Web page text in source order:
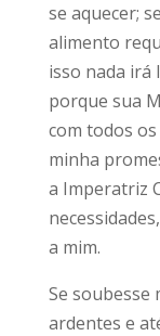
se aquecer;
alimento
isso nada irá
porque sua
com todos
minha
a Imperatriz
a mim.
Se soubesse
ardentes e